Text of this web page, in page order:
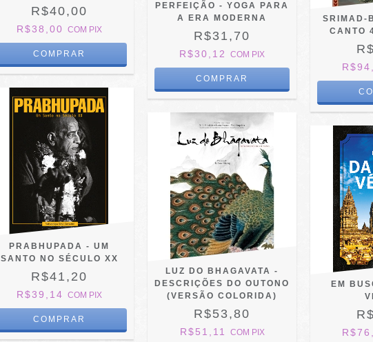
R$40,00
R$38,00COM PIX
PERFEIÇÃO - YOGA PARA
A ERA MODERNA
R$31,70
R$30,12COM PIX
SRIMAD-
CANTO
PRABHUPADA - UM
SANTO NO SÉCULO XX
R$41,20
R$39,14COM PIX
LUZ DO BHAGAVATA -
DESCRIÇÕES DO OUTONO
(VERSÃO COLORIDA)
R$53,80
R$51,11 COM PIX
EM